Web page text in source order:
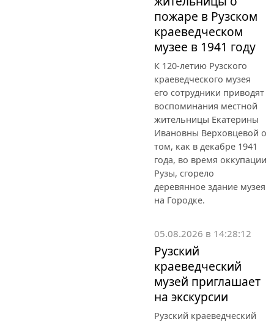
пожаре в Рузском
краеведческом
музее в 1941 году
К 120-летию Рузского
краеведческого музея
его сотрудники приводят
воспоминания местной
жительницы Екатерины
Ивановны Верховцевой о
том, как в декабре 1941
года, во время оккупации
Рузы, сгорело
деревянное здание музея
на Городке.
05.08.2026 в 14:28:12
Рузский
краеведческий
музей приглашает
на экскурсии
Рузский краеведческий